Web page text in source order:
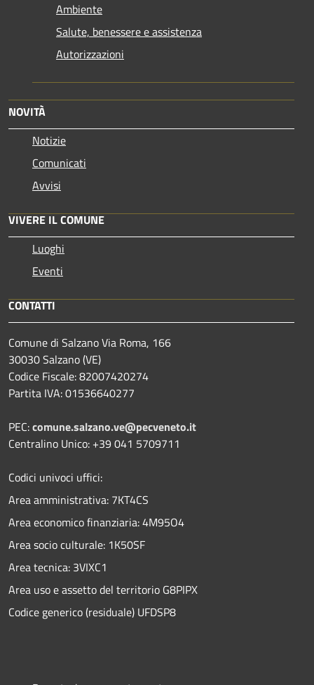
Ambiente
Salute, benessere e assistenza
Autorizzazioni
NOVITÀ
Notizie
Comunicati
Avvisi
VIVERE IL COMUNE
Luoghi
Eventi
CONTATTI
Comune di Salzano Via Roma, 166
30030 Salzano (VE)
Codice Fiscale: 82007420274
Partita IVA: 01536640277
PEC:comune.salzano.ve@pecveneto.it
Centralino Unico: +39 041 5709711
Codici univoci uffici:
Area amministrativa: 7KT4CS
Area economico finanziaria: 4M95O4
Area socio culturale: 1K50SF
Area tecnica: 3VIXC1
Area uso e assetto del territorio G8PIPX
Codice generico (residuale) UFDSP8